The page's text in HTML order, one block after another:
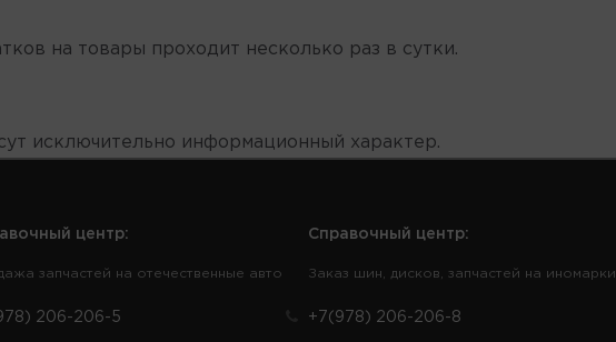
на товары проходит несколько раз в сутки.
исключительно информационный характер.
центр:
запчастей на отечественные авто
206-206-5
Справочный центр:
Заказ шин, дисков, запчастей на иномарки
+7(978) 206-206-8